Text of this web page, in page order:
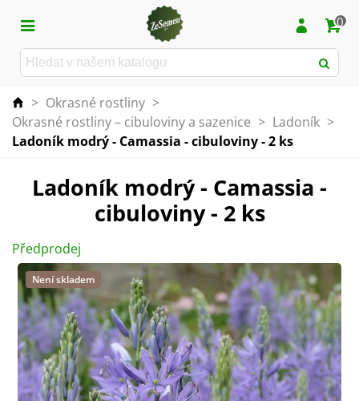
0
> Okrasné rostliny >
Okrasné rostliny – cibuloviny a sazenice > Ladoník >
Ladoník modrý - Camassia - cibuloviny - 2 ks
Ladoník modrý - Camassia -
cibuloviny - 2 ks
Předprodej
Není skladem